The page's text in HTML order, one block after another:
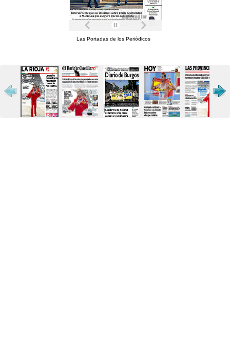
Las Portadas de los Periódicos